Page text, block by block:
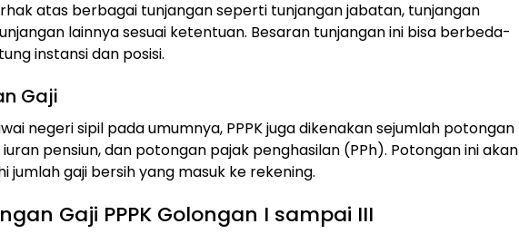
atas berbagai tunjangan seperti tunjangan jabatan, tunjangan
lainnya sesuai ketentuan. Besaran tunjangan ini bisa berbeda-
instansi dan posisi.
Gaji
negeri sipil pada umumnya, PPPK juga dikenakan sejumlah potongan
iuran pensiun, dan potongan pajak penghasilan (PPh). Potongan ini akan
jumlah gaji bersih yang masuk ke rekening.
Gaji PPPK Golongan I sampai III